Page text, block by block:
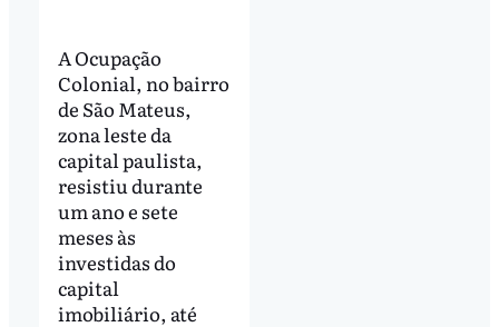
A Ocupação
Colonial, no bairro
de São Mateus,
zona leste da
capital paulista,
resistiu durante
um ano e sete
meses às
investidas do
capital
imobiliário, até